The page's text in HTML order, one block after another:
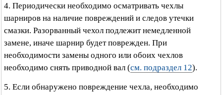
4. Периодически необходимо осматривать чехлы
шарниров на наличие повреждений и следов утечки
смазки. Разорванный чехол подлежит немедленной
замене, иначе шарнир будет поврежден. При
необходимости замены одного или обоих чехлов
необходимо снять приводной вал (см. подраздел 12).
5. Если обнаружено повреждение чехла, необходимо